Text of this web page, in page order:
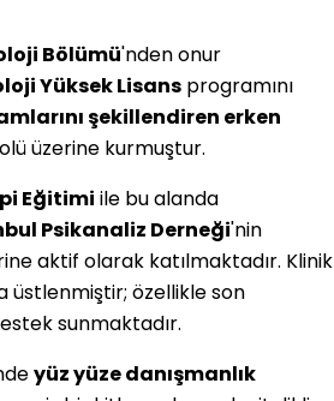
Bölümü 'nden onur
Yüksek Lisans programını
şekillendiren erken
üzerine kurmuştur.
Eğitimi ile bu alanda
Psikanaliz Derneği 'nin
aktif olarak katılmaktadır. Klinik
üstlenmiştir; özellikle son
sunmaktadır.
yüz yüze danışmanlık